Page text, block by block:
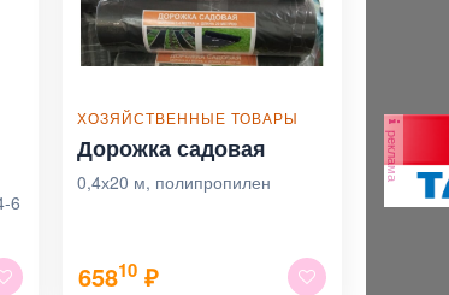
6
ХОЗЯЙСТВЕННЫЕ ТОВАРЫ
Дорожка садовая
0,4х20 м, полипропилен
65810 ₽
реклама